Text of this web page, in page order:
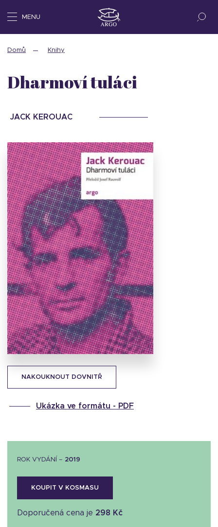
MENU
Domů Knihy
NAKOUKNOUT DOVNITŘ
Ukázka ve formátu - PDF
Dharmoví tuláci
JACK KEROUAC
ROK VYDÁNÍ – 2019
KOUPIT V KOSMASU
Doporučená cena je 298 Kč